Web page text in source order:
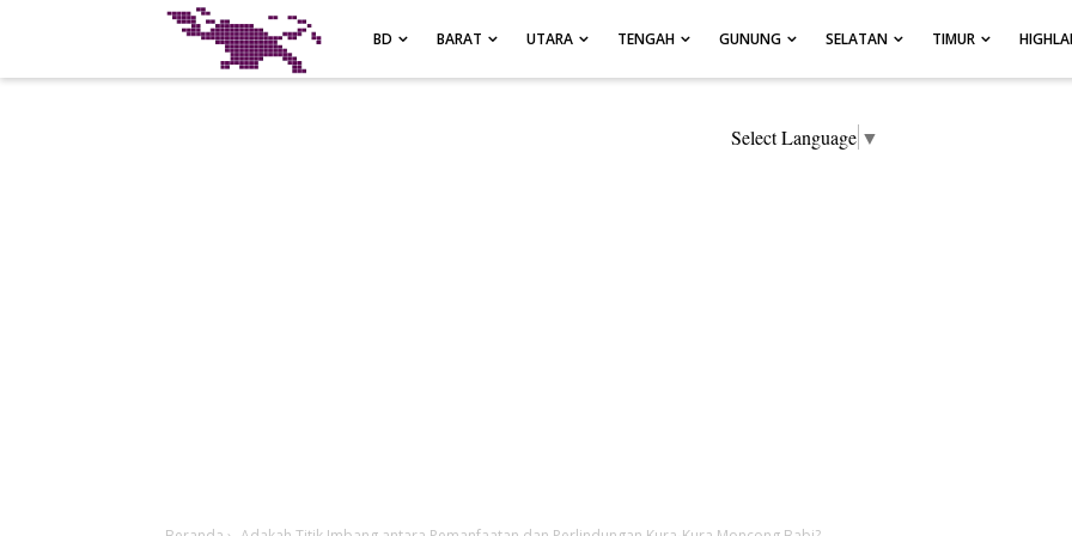
BD BARAT UTARA TENGAH GUNUNG SELATAN TIMUR
Select Language ▼